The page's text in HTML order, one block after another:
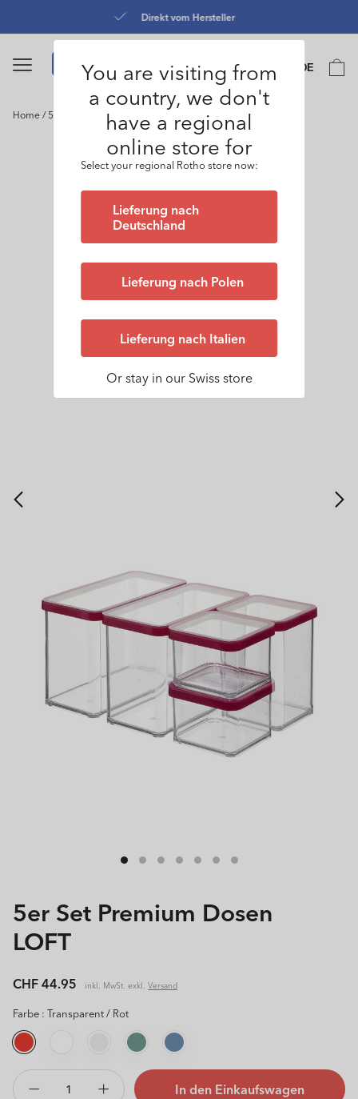
Inhalt
Direkt vom Hersteller
Sprache
DE
0
Home/ 5er Set Premium Dosen LOFT
5er Set Premium Dosen
LOFT
Normaler
Preis
CHF 44.95 inkl. MwSt. exkl. Versand
Farbe : Transparent / Rot
Verringere
Erhöhe
In den Einkaufswagen
You are visiting from
a country, we don't
have a regional
online store for
Select your regional Rotho store now:
Lieferung nach
Deutschland
Lieferung nach Polen
Lieferung nach Italien
Or stay in our Swiss store